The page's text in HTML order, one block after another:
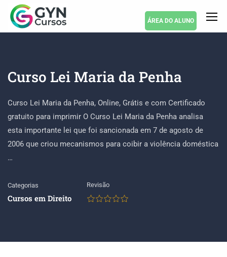
ÁREA DO ALUNO
Curso Lei Maria da Penha
Curso Lei Maria da Penha, Online, Grátis e com Certificado
gratuito para imprimir O Curso Lei Maria da Penha analisa
esta importante lei que foi sancionada em 7 de agosto de
2006 que criou mecanismos para coibir a violência doméstica
…
Categorias
Cursos em Direito
Revisão